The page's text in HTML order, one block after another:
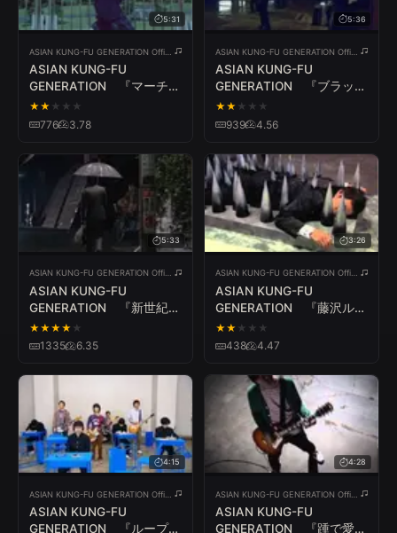
5:31
ASIAN KUNG-FU
GENERATION 『マーチン
グバンド』
★★ ★ ★ ★
776 3.78
5:36
ASIAN KUNG-FU
GENERATION 『ブラック
アウト』
★★ ★ ★ ★
939 4.56
5:33
ASIAN KUNG-FU GENERATION Official YouTube Channel
ASIAN KUNG-FU
GENERATION 『新世紀の
ラブソング』
★★★★ ★
1335 6.35
3:26
ASIAN KUNG-FU GENERATION Official YouTube Channel
ASIAN KUNG-FU
GENERATION 『藤沢ルー
ザー』
★★ ★ ★ ★
438 4.47
4:15
ASIAN KUNG-FU
GENERATION 『ループ＆
4:28
ASIAN KUNG-FU
GENERATION 『踵で愛を